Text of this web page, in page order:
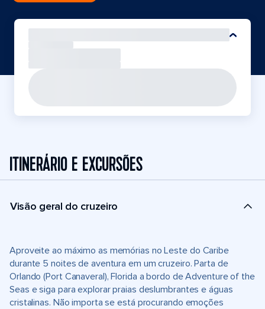
ITINERÁRIO E EXCURSÕES
Visão geral do cruzeiro
Aproveite ao máximo as memórias no Leste do Caribe
durante 5 noites de aventura em um cruzeiro. Parta de
Orlando (Port Canaveral), Florida a bordo de Adventure of the
Seas e siga para explorar praias deslumbrantes e águas
cristalinas. Não importa se está procurando emoções